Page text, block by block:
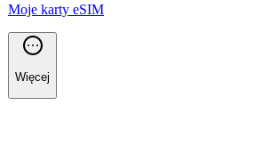
Moje karty eSIM
Więcej